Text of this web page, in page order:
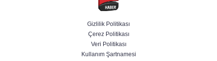
12 Ağustos'ta yerçekimi 7 saniyelik
kaybolacak mı? NASA yanıtladı
Cumhurbaşkanı Erdoğan'dan Terörsüz
Türkiye vurgusu
Gizlilik Politikası
Çerez Politikası
Veri Politikası
Kullanım Şartnamesi